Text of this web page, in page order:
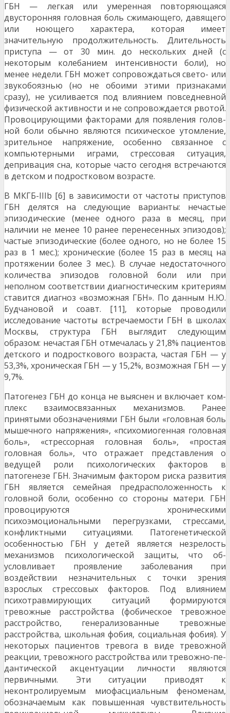
ГБН — легкая или умеренная повторяющаяся
двусторонняя головная боль сжимающего, давящего
или ною­щего характера, которая имеет
значительную продол­жительность. Длительность
приступа — от 30 мин. до не­скольких дней (с
некоторым колебанием интенсивности боли), но
менее недели. ГБН может сопровождаться свето- или
звукобоязнью (но не обоими этими призна­ками
сразу), не усиливается под влиянием повседневной
физической активности и не сопровождается рво­той.
Провоцирующими факторами для появления голов­
ной боли обычно являются психическое утомление,
зри­тельное напряжение, особенно связанное с
компьютер­ными играми, стрессовая ситуация,
депривация сна, ко­торые часто сегодня встречаются
в детском и подро­стковом возрасте.
В МКГБ-IIIb [6] в зависимости от частоты приступов
ГБН делятся на следующие варианты: нечастые
эпизо­дические (менее одного раза в месяц, при
наличии не менее 10 ранее перенесенных эпизодов);
частые эпизо­дические (более одного, но не более 15
раз в 1 мес.); хронические (более 15 раз в месяц на
протяжении бо­лее 3 мес.). В случае недостаточного
количества эпизо­дов головной боли или при
неполном соответствии ди­агностическим критериям
ставится диагноз «возможная ГБН». По данным Н.Ю.
Будчановой и соавт. [11], которые проводили
исследование частоты встречаемости ГБН в школах
Москвы, структура ГБН выглядит следующим
образом: нечастая ГБН отмечалась у 21,8% пациентов
детского и подросткового возраста, частая ГБН — у
53,3%, хроническая ГБН — у 15,2%, возможная ГБН — у
9,7%.
Патогенез ГБН до конца не выяснен и включает ком­
плекс взаимосвязанных механизмов. Ранее
принятыми обозначениями ГБН были «головная боль
мышечного напряжения», «психомиогенная головная
боль», «стрессорная головная боль», «простая
головная боль», что от­ражает представления о
ведущей роли психологических факторов в
патогенезе ГБН. Значимым фактором риска развития
ГБН является семейная предрасположенность к
головной боли, особенно со стороны матери. ГБН
про­воцируются хроническими
психоэмоциональными пе­регрузками, стрессами,
конфликтными ситуациями. Па­тогенетической
особенностью ГБН у детей является не­зрелость
механизмов психологической защиты, что об­
условливает проявление заболевания при
воздействии незначительных с точки зрения
взрослых стрессовых факторов. Под влиянием
психотравмирующих ситуаций формируются
тревожные расстройства (фобическое тревожное
расстройство, генерализованные тревож­ные
расстройства, школьная фобия, социальная фо­бия). У
некоторых пациентов тревога в виде тревожной
реакции, тревожного расстройства или тревожно-пе­
дантической акцентуации личности являются
первичны­ми. Эти ситуации приводят к
неконтролируемым миофасциальным феноменам,
обозначаемым как повышен­ная чувствительность